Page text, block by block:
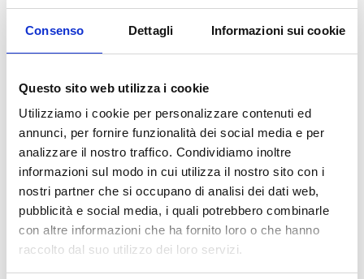
Consenso Dettagli Informazioni sui cookie
Questo sito web utilizza i cookie
Utilizziamo i cookie per personalizzare contenuti ed
annunci, per fornire funzionalità dei social media e per
analizzare il nostro traffico. Condividiamo inoltre
informazioni sul modo in cui utilizza il nostro sito con i
nostri partner che si occupano di analisi dei dati web,
pubblicità e social media, i quali potrebbero combinarle
con altre informazioni che ha fornito loro o che hanno
raccolto dal suo utilizzo dei loro servizi.